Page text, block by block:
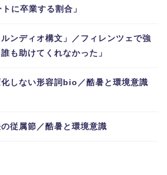
に卒業する割合」
ルンディオ構文」／フィレンツェで強
も助けてくれなかった」
化しない形容詞bio／酷暑と環境意識
の従属節／酷暑と環境意識